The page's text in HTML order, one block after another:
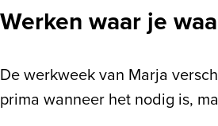
Werken waar je
De werkweek van Marja
prima wanneer het nodig is,